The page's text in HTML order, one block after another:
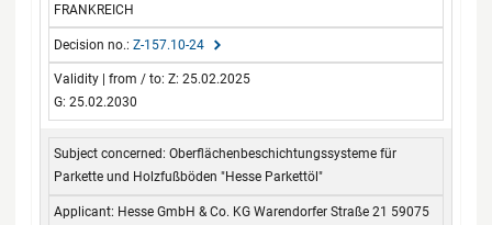
FRANKREICH
Z-157.10-24
Z: 25.02.2025
G: 25.02.2030
Oberflächenbeschichtungssysteme für
Parkette und Holzfußböden "Hesse Parkettöl"
Hesse GmbH & Co. KG Warendorfer Straße 21 59075